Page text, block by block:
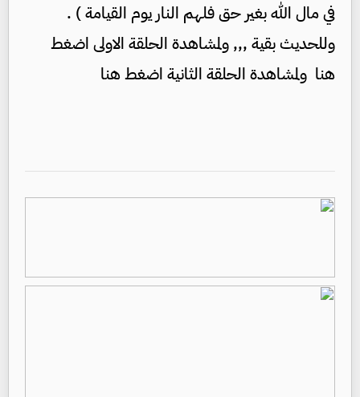
في مال الله بغير حق فلهم النار يوم القيامة ) .
وللحديث بقية ,,, ولمشاهدة الحلقة الاولى اضغط
هنا ولمشاهدة الحلقة الثانية اضغط هنا